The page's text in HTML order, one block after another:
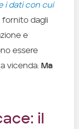
i dati con cui
dagli
e
essere
vicenda. Ma
il